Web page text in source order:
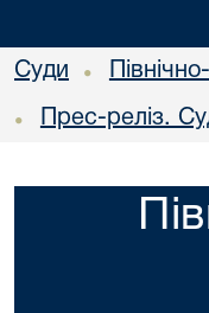
Суди •
• Прес-реліз.